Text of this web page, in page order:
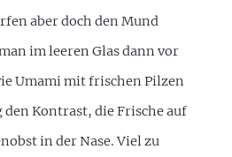
aber doch den Mund
im leeren Glas dann vor
Umami mit frischen Pilzen
Kontrast, die Frische auf
in der Nase. Viel zu